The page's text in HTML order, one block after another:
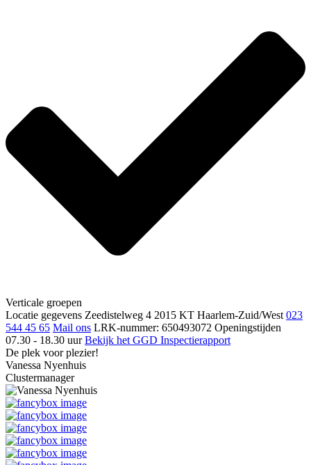
Verticale groepen
Locatie gegevens Zeedistelweg 4 2015 KT Haarlem-Zuid/West 023
544 45 65 Mail ons LRK-nummer: 650493072 Openingstijden
07.30 - 18.30 uur Bekijk het GGD Inspectierapport
De plek voor plezier!
Vanessa Nyenhuis
Clustermanager